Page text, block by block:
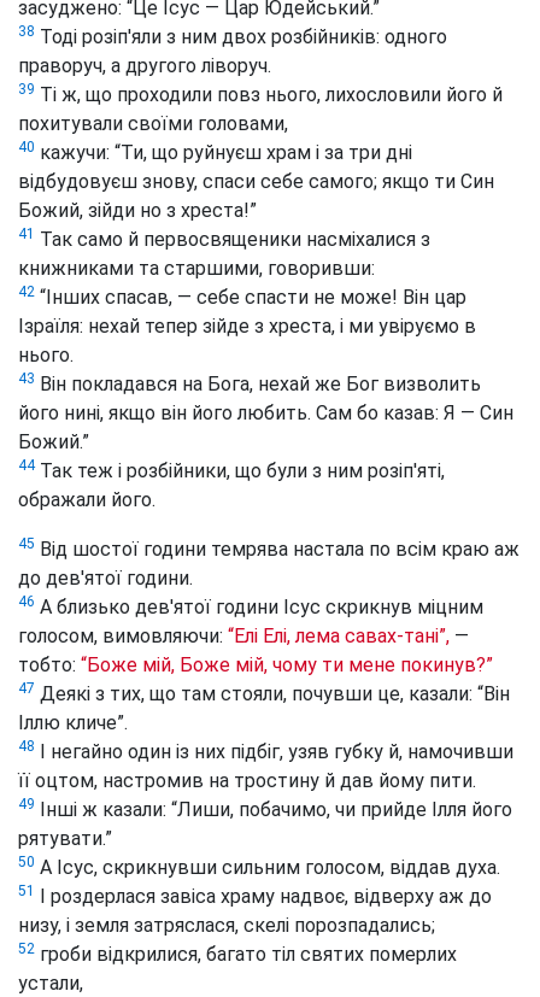
засуджено: “Це Ісус — Цар Юдейський.”
38 Тоді розіп'яли з ним двох розбійників: одного
праворуч, а другого ліворуч.
39 Ті ж, що проходили повз нього, лихословили його й
похитували своїми головами,
40 кажучи: “Ти, що руйнуєш храм і за три дні
відбудовуєш знову, спаси себе самого; якщо ти Син
Божий, зійди но з хреста!”
41 Так само й первосвященики насміхалися з
книжниками та старшими, говоривши:
42 “Інших спасав, — себе спасти не може! Він цар
Ізраїля: нехай тепер зійде з хреста, і ми увіруємо в
нього.
43 Він покладався на Бога, нехай же Бог визволить
його нині, якщо він його любить. Сам бо казав: Я — Син
Божий.”
44Так теж і розбійники, що були з ним розіп'яті,
ображали його.
45 Від шостої години темрява настала по всім краю аж
до дев'ятої години.
46 А близько дев'ятої години Ісус скрикнув міцним
голосом, вимовляючи: “Елі Елі, лема савах-тані”, —
тобто: “Боже мій, Боже мій, чому ти мене покинув?”
47 Деякі з тих, що там стояли, почувши це, казали: “Він
Іллю кличе”.
48 І негайно один із них підбіг, узяв губку й, намочивши
її оцтом, настромив на тростину й дав йому пити.
49 Інші ж казали: “Лиши, побачимо, чи прийде Ілля його
рятувати.”
50 А Ісус, скрикнувши сильним голосом, віддав духа.
51 І роздерлася завіса храму надвоє, відверху аж до
низу, і земля затряслася, скелі порозпадались;
52 гроби відкрилися, багато тіл святих померлих
устали,